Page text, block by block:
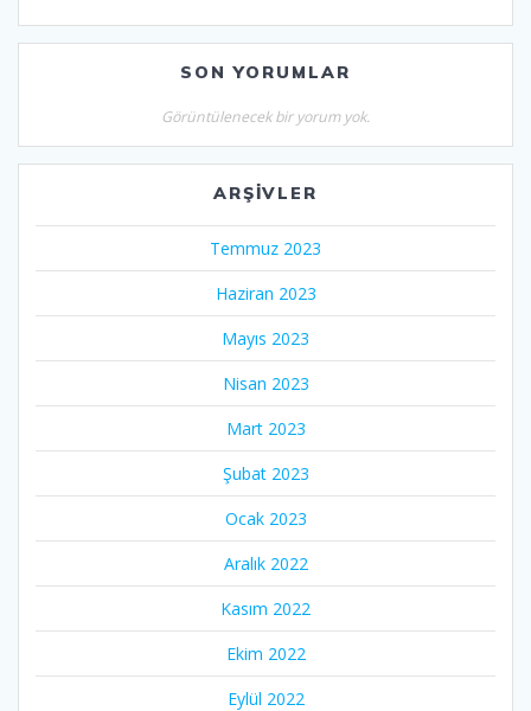
SON YORUMLAR
Görüntülenecek bir yorum yok.
ARŞIVLER
Temmuz 2023
Haziran 2023
Mayıs 2023
Nisan 2023
Mart 2023
Şubat 2023
Ocak 2023
Aralık 2022
Kasım 2022
Ekim 2022
Eylül 2022